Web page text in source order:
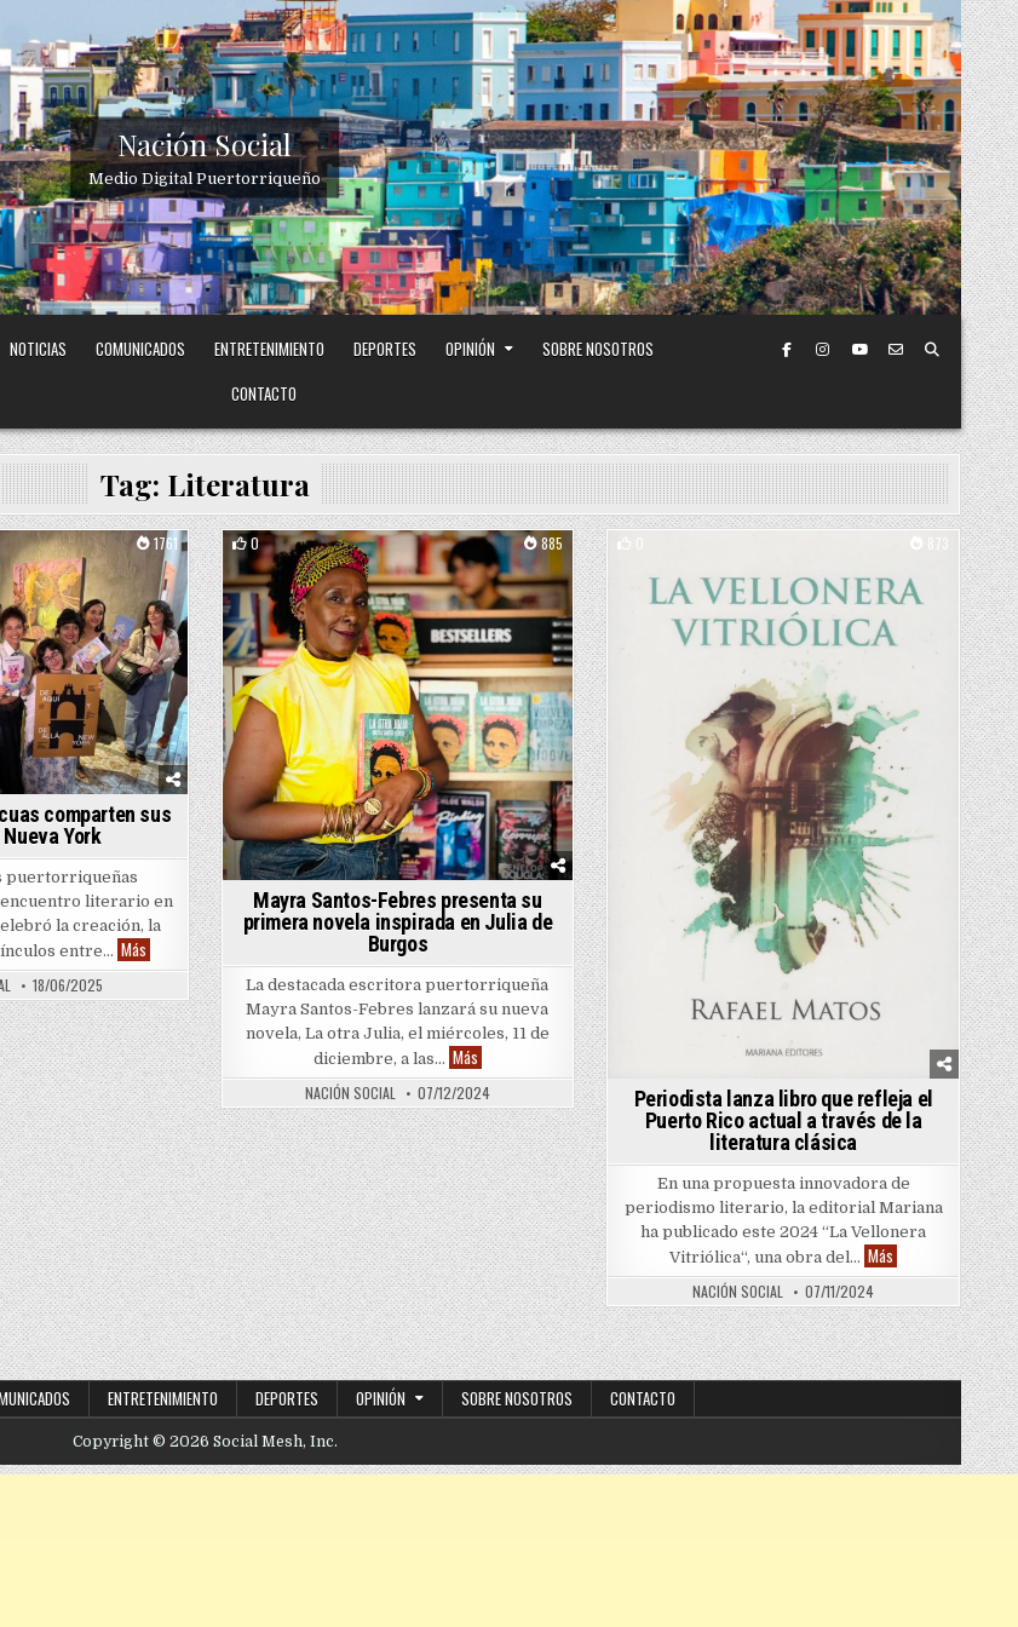
Nación Social
Medio Digital Puertorriqueño
NOTICIAS COMUNICADOS ENTRETENIMIENTO DEPORTES OPINIÓN
SOBRE NOSOTROS
CONTACTO
Tag: Literatura
1761
in
comparten sus
York
puertorriqueñas
literario en
la creación, la
entre… MásSeis autoras boricuas comparten sus voces en Nueva York
18/06/2025
0 885
Posted in
Mayra Santos-Febres presenta su
primera novela inspirada en Julia de
Burgos
La destacada escritora puertorriqueña
Mayra Santos-Febres lanzará su nueva
novela, La otra Julia, el miércoles, 11 de
diciembre, a las… MásMayra Santos-Febres presenta su primera novela inspirada en Julia de Burgos
NACIÓN SOCIAL 07/12/2024
0 873
Periodista lanza libro que refleja el
Puerto Rico actual a través de la
literatura clásica
En una propuesta innovadora de
periodismo literario, la editorial Mariana
ha publicado este 2024 “La Vellonera
Vitriólica“, una obra del… Más Periodista lanza
NACIÓN SOCIAL 07/11/2024
ENTRETENIMIENTO DEPORTES OPINIÓN SOBRE NOSOTROS CONTACTO
Copyright © 2026 Social Mesh, Inc.